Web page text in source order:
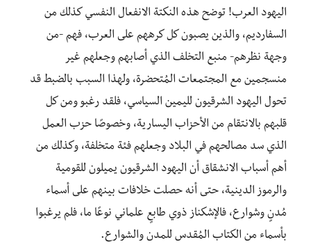
اليهود العرب! توضح هذه النكتة الانفعال النفسي كذلك من
السفارديم، والذين يصبون كل كرههم على العرب، فهم -من
وجهة نظرهم- منبع التخلف الذي أصابهم وجعلهم غير
منسجمين مع المجتمعات المُتحضرة، ولهذا السبب بالضبط قد
تحول اليهود الشرقيون لليمين السياسي، فلقد رغبو ومن كل
قلبهم بالانتقام من الأحزاب اليسارية، وخصوصًا حزب العمل
الذي سد مصالحهم في البلاد وجعلهم فئة متخلفة، وكذلك من
أهم أسباب الانشقاق أن اليهود الشرقيون يميلون للقومية
والرموز الدينية، حتى أنه حصلت خلافات بينهم على أسماء
مُدنٍ وشوارع، فالإشكناز ذوي طابعٍ علماني نوعًا ما، فلم يرغبوا
بأسماء من الكتاب المُقدس للمدن والشوارع.